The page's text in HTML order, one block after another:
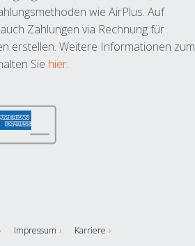
wie AirPlus. Auf
Zahlungen via Rechnung für
erstellen. Weitere Informationen zum
Sie hier.
Impressum Karriere